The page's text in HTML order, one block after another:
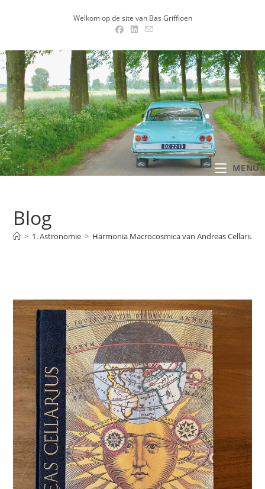
Welkom op de site van Bas Griffioen
MENU .
Blog
> 1. Astronomie > Harmonia Macrocosmica van Andreas Cellarius –